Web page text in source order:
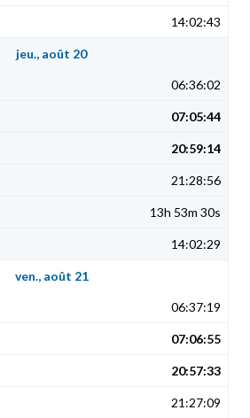
14:02:43
jeu., août 20
06:36:02
07:05:44
20:59:14
21:28:56
13h 53m 30s
14:02:29
ven., août 21
06:37:19
07:06:55
20:57:33
21:27:09